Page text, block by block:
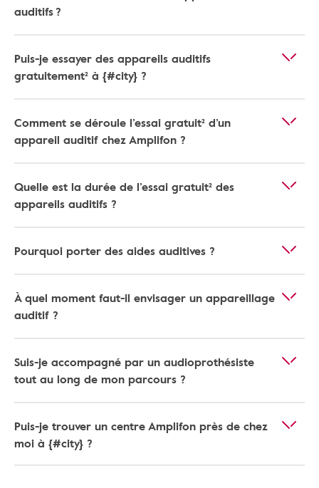
auditifs ?
Puis-je essayer des appareils auditifs
gratuitement² à {#city} ?
Comment se déroule l’essai gratuit² d’un
appareil auditif chez Amplifon ?
Quelle est la durée de l’essai gratuit² des
appareils auditifs ?
Pourquoi porter des aides auditives ?
À quel moment faut-il envisager un appareillage
auditif ?
Suis-je accompagné par un audioprothésiste
tout au long de mon parcours ?
Puis-je trouver un centre Amplifon près de chez
moi à {#city} ?